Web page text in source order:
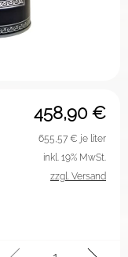
458,90 €
655,57 € je liter
inkl. 19% MwSt.
zzgl. Versand